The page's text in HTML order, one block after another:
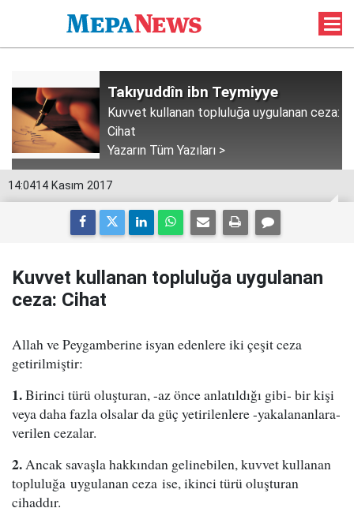
Takıyuddîn ibn Teymiyye
Kuvvet kullanan topluluğa uygulanan ceza:
Cihat
Yazarın Tüm Yazıları >
14:0414 Kasım 2017
Kuvvet kullanan topluluğa uygulanan
ceza: Cihat
Allah ve Peygamberine isyan edenlere iki çeşit ceza
getirilmiştir:
1.Birinci türü oluşturan, -az önce anlatıldığı gibi- bir kişi
veya daha fazla olsalar da güç yetirilenlere -yakalananlara-
verilen cezalar.
2.Ancak savaşla hakkından gelinebilen, kuvvet kullanan
topluluğa uygulanan ceza ise, ikinci türü oluşturan
cihaddır.